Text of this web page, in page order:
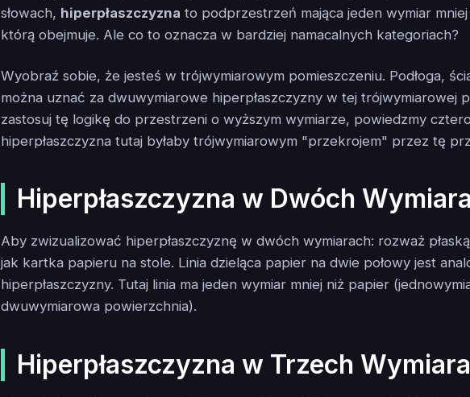
słowach, hiperpłaszczyzna to podprzestrzeń mająca jeden wymiar
którą obejmuje. Ale co to oznacza w bardziej namacalnych kategoriach?
Wyobraź sobie, że jesteś w trójwymiarowym pomieszczeniu. Podłoga,
można uznać za dwuwymiarowe hiperpłaszczyzny w tej trójwymiarowej
zastosuj tę logikę do przestrzeni o wyższym wymiarze, powiedzmy
hiperpłaszczyzna tutaj byłaby trójwymiarowym "przekrojem" przez tę
Hiperpłaszczyzna w Dwóch
Aby zwizualizować hiperpłaszczyznę w dwóch wymiarach: rozważ
jak kartka papieru na stole. Linia dzieląca papier na dwie połowy jest
hiperpłaszczyzny. Tutaj linia ma jeden wymiar mniej niż papier
dwuwymiarowa powierzchnia).
Hiperpłaszczyzna w Trzech